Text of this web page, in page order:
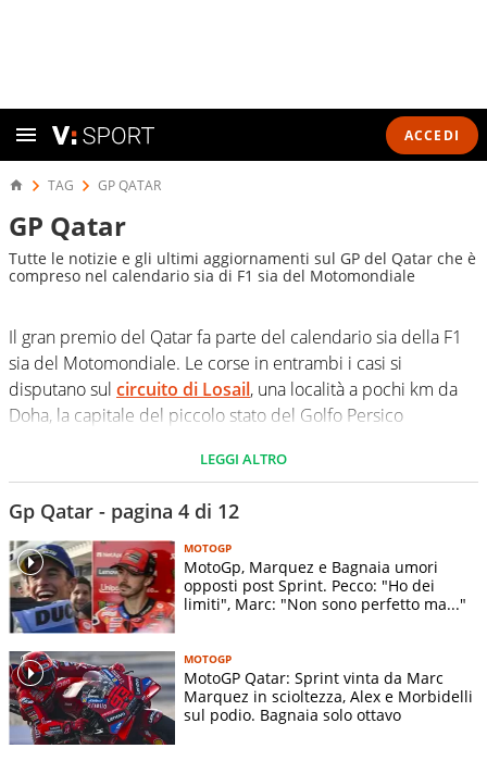
ACCEDI
TAG GP QATAR
GP Qatar
Tutte le notizie e gli ultimi aggiornamenti sul GP del Qatar che è
compreso nel calendario sia di F1 sia del Motomondiale
Il gran premio del Qatar fa parte del calendario sia della F1
sia del Motomondiale. Le corse in entrambi i casi si
disputano sul circuito di Losail, una località a pochi km da
Doha, la capitale del piccolo stato del Golfo Persico
LEGGI ALTRO
Gp Qatar - pagina 4 di 12
MOTOGP
MotoGp, Marquez e Bagnaia umori
opposti post Sprint. Pecco: "Ho dei
limiti", Marc: "Non sono perfetto ma..."
MOTOGP
MotoGP Qatar: Sprint vinta da Marc
Marquez in scioltezza, Alex e Morbidelli
sul podio. Bagnaia solo ottavo